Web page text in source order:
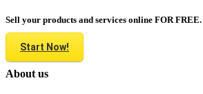
Sell your products and services online FOR
Start Now!
About us